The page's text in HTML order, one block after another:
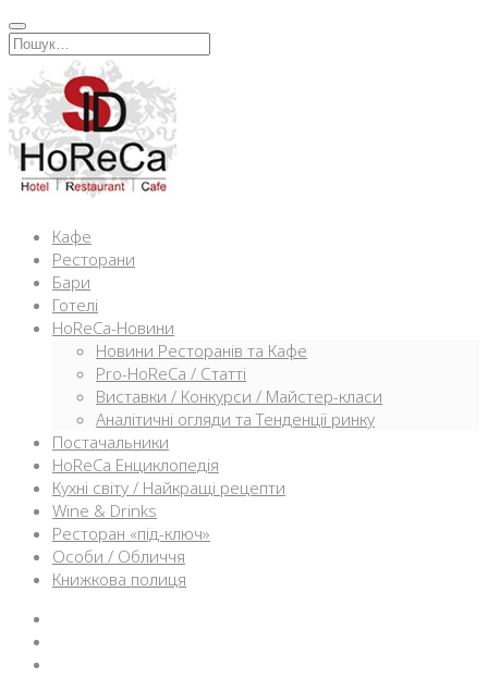
Перейти
к
содержимому
Искать:
Кафе
Ресторани
Бари
Готелі
HoReCa-Новини
Новини Ресторанів та Кафе
Pro-HoReCa / Статті
Виставки / Конкурси / Майстер-класи
Аналітичні огляди та Тенденції ринку
Постачальники
HoReCa Енциклопедія
Кухні світу / Найкращі рецепти
Wine & Drinks
Ресторан «під-ключ»
Особи / Обличчя
Книжкова полиця